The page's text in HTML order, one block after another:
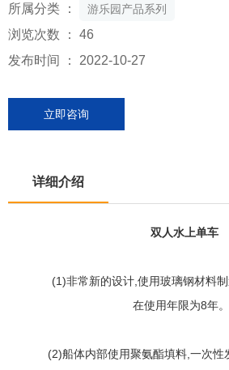
所属分类 ： 游乐园产品系列
浏览次数 ： 46
发布时间 ： 2022-10-27
立即咨询
详细介绍
双人水上单车
(1)非常新的设计,使用玻璃钢材料制
在使用年限为8年。
(2)船体内部使用聚氨酯填料,一次性